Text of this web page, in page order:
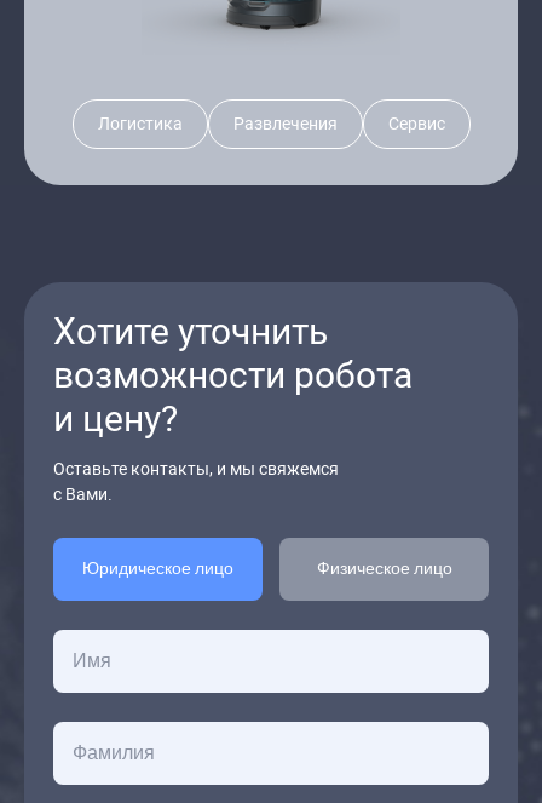
Логистика Развлечения Сервис
Хотите уточнить
возможности робота
и цену?
Оставьте контакты, и мы свяжемся
с Вами.
Имя
Фамилия